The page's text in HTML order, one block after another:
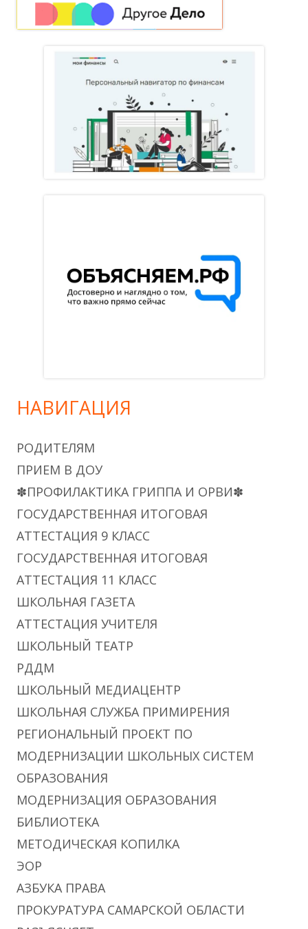
НАВИГАЦИЯ
РОДИТЕЛЯМ
ПРИЕМ В ДОУ
✽ПРОФИЛАКТИКА ГРИППА И ОРВИ✽
ГОСУДАРСТВЕННАЯ ИТОГОВАЯ
АТТЕСТАЦИЯ 9 КЛАСС
ГОСУДАРСТВЕННАЯ ИТОГОВАЯ
АТТЕСТАЦИЯ 11 КЛАСС
ШКОЛЬНАЯ ГАЗЕТА
АТТЕСТАЦИЯ УЧИТЕЛЯ
ШКОЛЬНЫЙ ТЕАТР
РДДМ
ШКОЛЬНЫЙ МЕДИАЦЕНТР
ШКОЛЬНАЯ СЛУЖБА ПРИМИРЕНИЯ
РЕГИОНАЛЬНЫЙ ПРОЕКТ ПО
МОДЕРНИЗАЦИИ ШКОЛЬНЫХ СИСТЕМ
ОБРАЗОВАНИЯ
МОДЕРНИЗАЦИЯ ОБРАЗОВАНИЯ
БИБЛИОТЕКА
МЕТОДИЧЕСКАЯ КОПИЛКА
ЭОР
АЗБУКА ПРАВА
ПРОКУРАТУРА САМАРСКОЙ ОБЛАСТИ